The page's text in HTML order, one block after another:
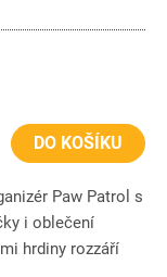
DO KOŠÍKU
Paw Patrol s
i oblečení
hrdiny rozzáří